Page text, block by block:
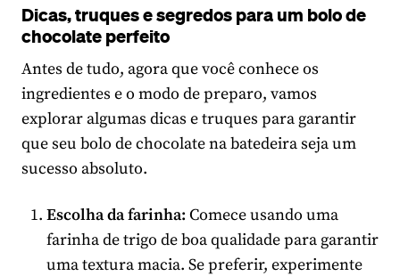
Dicas, truques e segredos para um bolo de
chocolate perfeito
Antes de tudo, agora que você conhece os
ingredientes e o modo de preparo, vamos
explorar algumas dicas e truques para garantir
que seu bolo de chocolate na batedeira seja um
sucesso absoluto.
Escolha da farinha: Comece usando uma
farinha de trigo de boa qualidade para garantir
uma textura macia. Se preferir, experimente